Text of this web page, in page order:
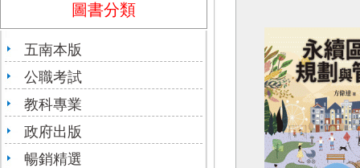
圖書分類
五南本版
公職考試
教科專業
政府出版
暢銷精選